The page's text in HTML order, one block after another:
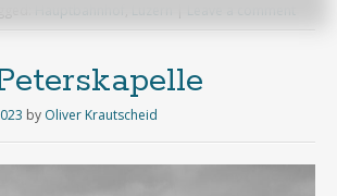
by Oliver Krautscheid